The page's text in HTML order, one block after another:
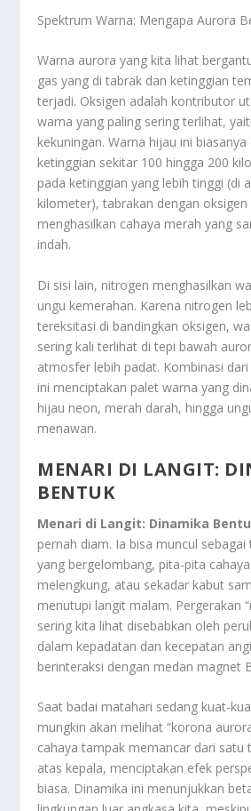
Spektrum Warna: Mengapa Aurora
Warna aurora yang kita lihat
gas yang di tabrak dan ketinggian
terjadi. Oksigen adalah kontributor
warna yang paling sering terlihat,
kekuningan. Warna hijau ini
ketinggian sekitar 100 hingga 200
pada ketinggian yang lebih tinggi (di
kilometer), tabrakan dengan
menghasilkan cahaya merah yang
indah.
Di sisi lain, nitrogen menghasilkan
ungu kemerahan. Karena nitrogen
tereksitasi di bandingkan oksigen,
sering kali terlihat di tepi bawah
atmosfer lebih padat. Kombinasi
ini menciptakan palet warna yang
hijau neon, merah darah, hingga
menawan.
MENARI DI LANGIT:
BENTUK
Menari di Langit: Dinamika
pernah diam. Ia bisa muncul
yang bergelombang, pita-pita
melengkung, atau sekadar kabut
menutupi langit malam. Pergerakan
sering kita lihat disebabkan oleh
dalam kepadatan dan kecepatan
berinteraksi dengan medan magnet
Saat badai matahari sedang kuat-
mungkin akan melihat “korona
cahaya tampak memancar dari satu
atas kepala, menciptakan efek
biasa. Dinamika ini menunjukkan